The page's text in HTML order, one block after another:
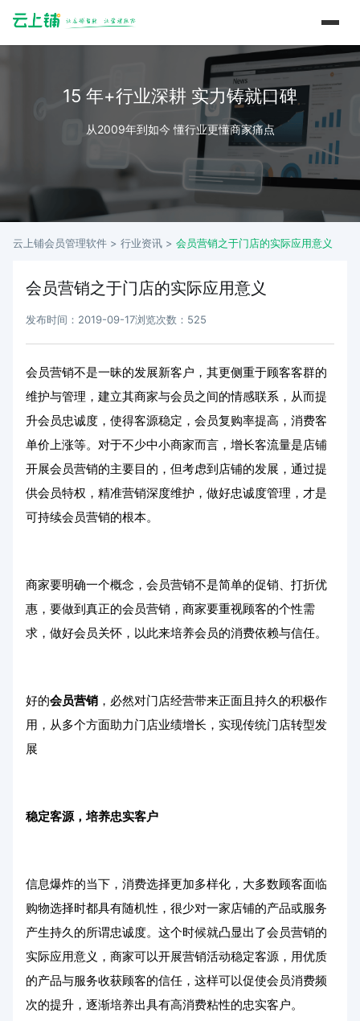
15 年+行业深耕 实力铸就口碑
从2009年到如今 懂行业更懂商家痛点
云上铺会员管理软件 > 行业资讯 > 会员营销之于门店的实际应用意义
会员营销之于门店的实际应用意义
发布时间：2019-09-17浏览次数：525
会员营销不是一昧的发展新客户，其更侧重于顾客客群的
维护与管理，建立其商家与会员之间的情感联系，从而提
升会员忠诚度，使得客源稳定，会员复购率提高，消费客
单价上涨等。对于不少中小商家而言，增长客流量是店铺
开展会员营销的主要目的，但考虑到店铺的发展，通过提
供会员特权，精准营销深度维护，做好忠诚度管理，才是
可持续会员营销的根本。
商家要明确一个概念，会员营销不是简单的促销、打折优
惠，要做到真正的会员营销，商家要重视顾客的个性需
求，做好会员关怀，以此来培养会员的消费依赖与信任。
好的会员营销 ，必然对门店经营带来正面且持久的积极作
用，从多个方面助力门店业绩增长，实现传统门店转型发
展
稳定客源，培养忠实客户
信息爆炸的当下，消费选择更加多样化，大多数顾客面临
购物选择时都具有随机性，很少对一家店铺的产品或服务
产生持久的所谓忠诚度。这个时候就凸显出了会员营销的
实际应用意义，商家可以开展营销活动稳定客源，用优质
的产品与服务收获顾客的信任，这样可以促使会员消费频
次的提升，逐渐培养出具有高消费粘性的忠实客户。